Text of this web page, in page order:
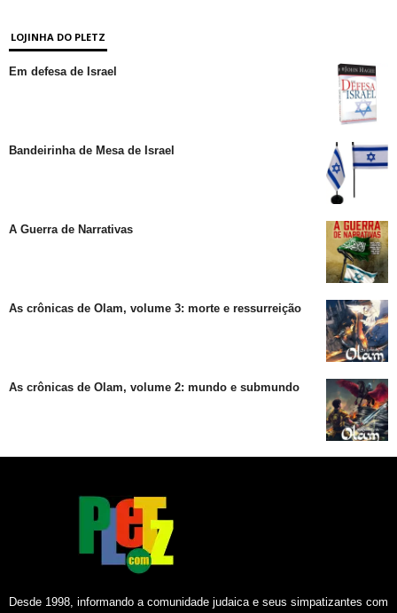
LOJINHA DO PLETZ
Em defesa de Israel
Bandeirinha de Mesa de Israel
A Guerra de Narrativas
As crônicas de Olam, volume 3: morte e ressurreição
As crônicas de Olam, volume 2: mundo e submundo
Desde 1998, informando a comunidade judaica e seus simpatizantes com